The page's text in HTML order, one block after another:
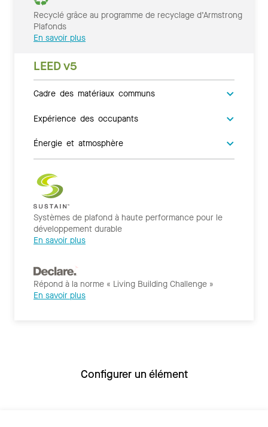
Recyclé grâce au programme de recyclage d’Armstrong
Plafonds
En savoir plus
LEED v5
Cadre des matériaux communs
Expérience des occupants
Énergie et atmosphère
Systèmes de plafond à haute performance pour le
développement durable
En savoir plus
Répond à la norme « Living Building Challenge »
En savoir plus
Configurer un élément